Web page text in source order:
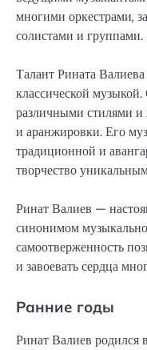
многими оркестрами,
солистами и группами.
Талант Рината
классической
различными стилями и
и аранжировки. Его
традиционной и
творчество
Ринат Валиев —
синонимом
самоотверженность
и завоевать сердца
Ранние годы
Ринат Валиев родился